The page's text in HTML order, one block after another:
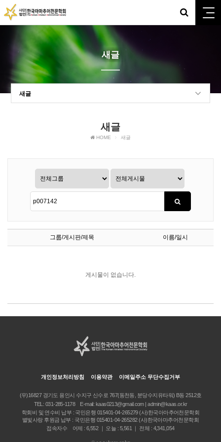
새글
새글
새글
HOME 새글
그룹/게시판/제목 이름/일시
게시물이 없습니다.
개인정보처리방침 이용약관 이메일주소 무단수집거부
(우)16827 경기도 용인시 수지구 신수로 767(동천동, 분당수지유타워) B동 2512호
TEL: 031-285-1178 E-mail: kaas0213@gmail.com | admin@kaas.or.kr
학회비 및 연수비 납부 : 국민은행 015401-04-265279 (사)한국아마추어천문학회
별빛사랑 후원금 납부 : 국민은행 015401-04-265282 (사)한국아마추어천문학회
접속자수 어제 : 6,552 ｜ 오늘 : 5,561 ｜ 전체 : 4,341,054